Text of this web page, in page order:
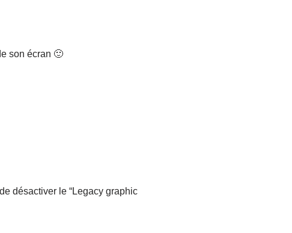
son écran 🙂
désactiver le “Legacy graphic